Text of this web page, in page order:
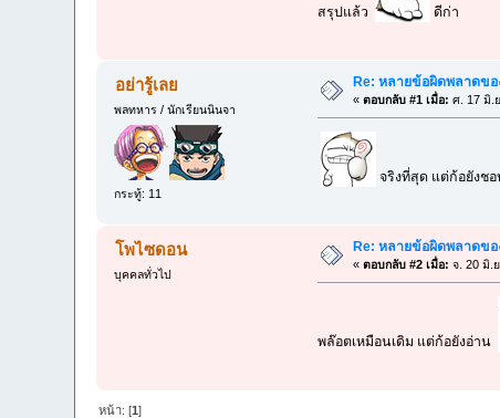
สรุปแล้ว ดีก่า
อย่ารู้เลย
พลทหาร / นักเรียนนินจา
กระทู้: 11
Re: หลายข้อผิดพลาดข
«ตอบกลับ #1 เมื่อ: ศ. 17 มิ.
จริงที่สุด แต่ก้อยังชอ
โพไซดอน
บุคคลทั่วไป
Re: หลายข้อผิดพลาดข
«ตอบกลับ #2 เมื่อ: จ. 20 มิ.
พล๊อตเหมือนเดิม แต่ก้อยังอ่าน
หน้า: [1]